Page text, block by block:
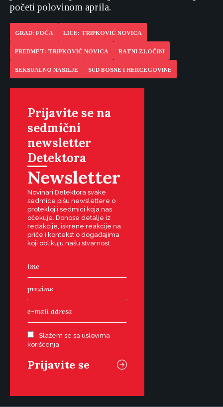
početi polovinom aprila.
GRAD: FOČA LICE: TRIPKOVIĆ NOVICA
PREDMET: TRIPKOVIĆ NOVICA RATNI ZLOČINI
SEKSUALNO NASILJE SUD BOSNE I HERCEGOVINE
Prijavite se na
sedmični
newsletter
Detektora
Newsletter
Novinari Detektora svake
sedmice pišu newslettere o
protekloj i sedmici koja nas
očekuje. Donose detalje iz
redakcije, iskrene reakcije na
priče i kontekst o događajima
koji oblikuju našu stvarnost.
Slažem se sa uslovima
korišćenja